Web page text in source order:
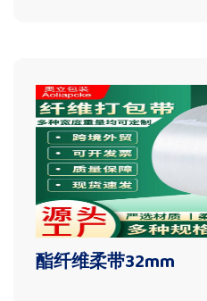
酯纤维柔带32mm